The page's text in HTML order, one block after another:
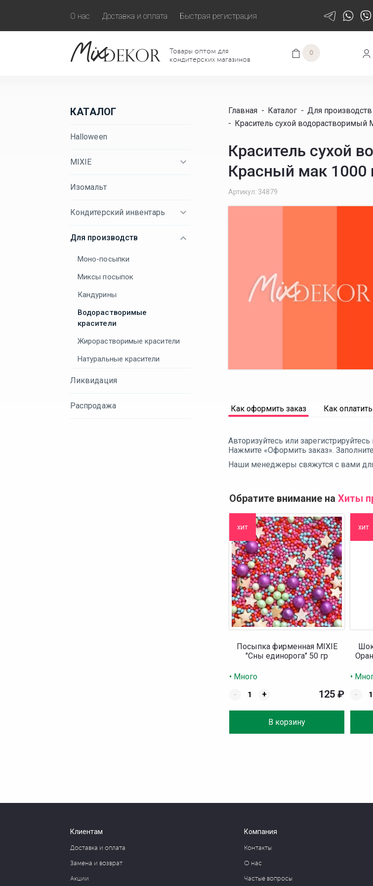
О нас Доставка и оплата Быстрая регистрация
Товары оптом для
кондитерских магазинов
0
КАТАЛОГ
Halloween
MIXIE
Изомальт
Кондитерский инвентарь
Для производств
Моно-посыпки
Миксы посыпок
Кандурины
Водорастворимые
красители
Жирорастворимые красители
Натуральные красители
Ликвидация
Распродажа
Главная - Каталог - Для производств
- Краситель сухой водорастворимый
Краситель сухой
Красный мак 1000
Артикул: 34879
Как оформить заказ Как оплатить
Авторизуйтесь или
Нажмите «Оформить заказ».
Наши менеджеры свяжутся с вами для
Обратите внимание на Хиты
хит
Посыпка фирменная MIXIE
"Сны единорога" 50 гр
• Много
-
+
В корзину
125₽
хит
•
-
Клиентам
Доставка и оплата
Замена и возврат
Акции
Компания
Контакты
О нас
Частые вопросы